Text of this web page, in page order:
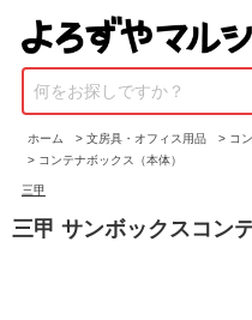
何をお探しですか？
ホーム > 文房具・オフィス用品 > コ
> コンテナボックス（本体）
三甲
三甲 サンボックスコン